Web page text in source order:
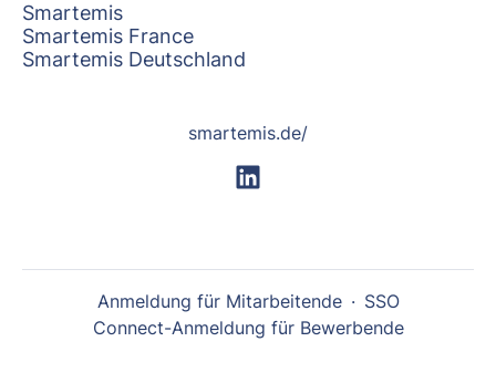
Smartemis
Smartemis France
Smartemis Deutschland
smartemis.de/
Anmeldung für Mitarbeitende · SSO
Connect-Anmeldung für Bewerbende